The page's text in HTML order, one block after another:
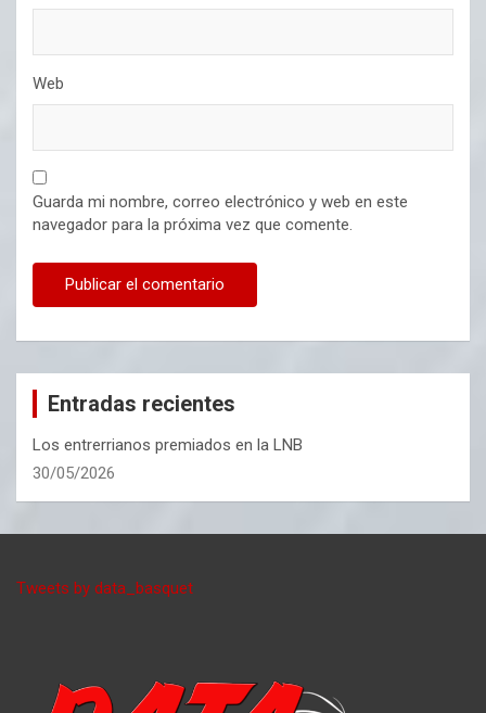
Web
Guarda mi nombre, correo electrónico y web en este
navegador para la próxima vez que comente.
Entradas recientes
Los entrerrianos premiados en la LNB
30/05/2026
Tweets by data_basquet